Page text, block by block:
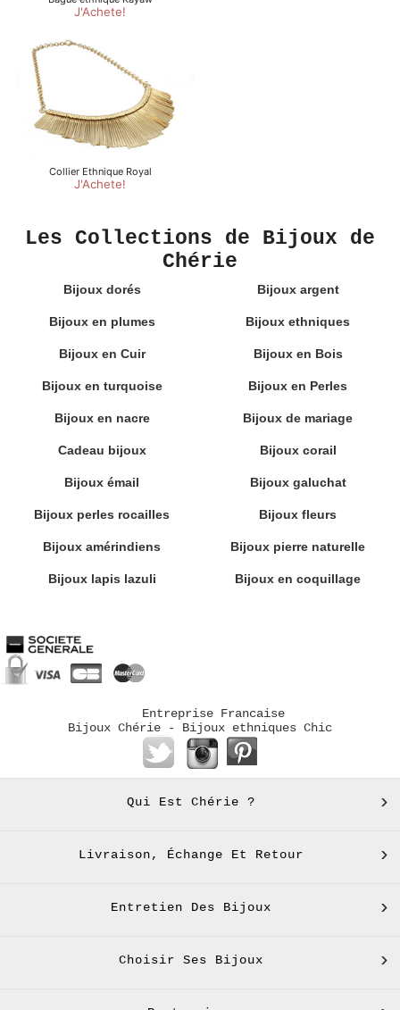
Les Collections de Bijoux de
Chérie
Bijoux dorés Bijoux argent
Bijoux en plumes Bijoux ethniques
Bijoux en Cuir Bijoux en Bois
Bijoux en turquoise Bijoux en Perles
Bijoux en nacre Bijoux de mariage
Cadeau bijoux Bijoux corail
Bijoux émail Bijoux galuchat
Bijoux perles rocailles Bijoux fleurs
Bijoux amérindiens Bijoux pierre naturelle
Bijoux lapis lazuli Bijoux en coquillage
Entreprise Francaise
Bijoux Chérie - Bijoux ethniques Chic
Qui Est Chérie ?
Livraison, Échange Et Retour
Entretien Des Bijoux
Choisir Ses Bijoux